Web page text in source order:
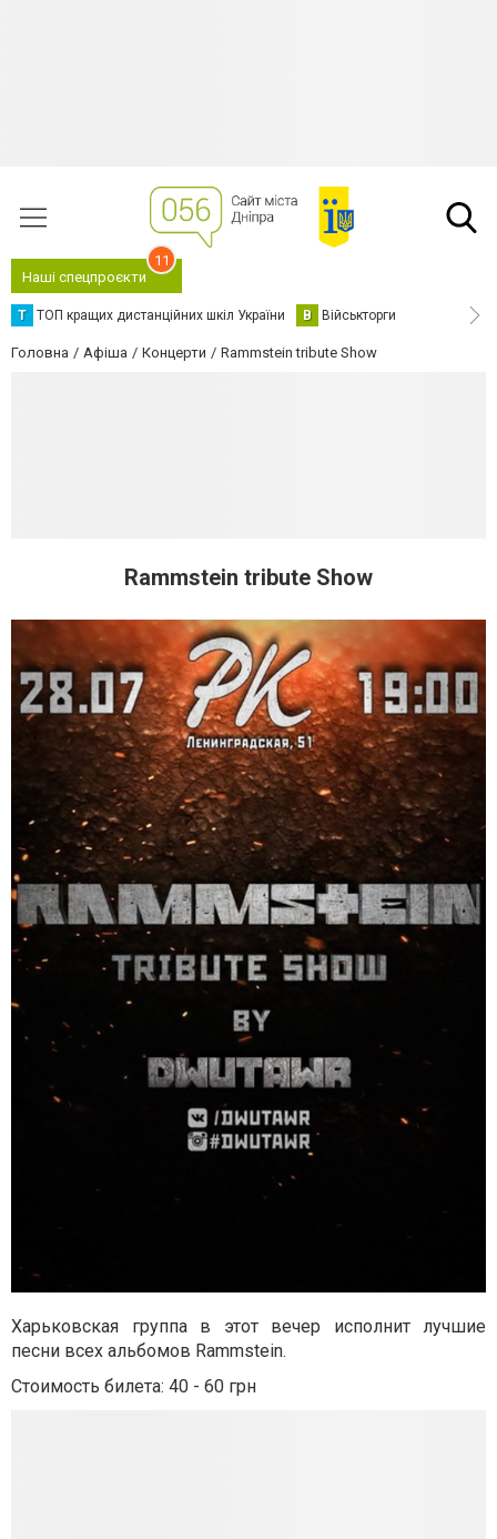
Наші спецпроєкти
11
Т ТОП кращих дистанційних шкіл України В Військторги
Головна Афіша Концерти Rammstein tribute Show
Rammstein tribute Show
Харьковская группа в этот вечер исполнит лучшие
песни всех альбомов Rammstein.
Стоимость билета: 40 - 60 грн